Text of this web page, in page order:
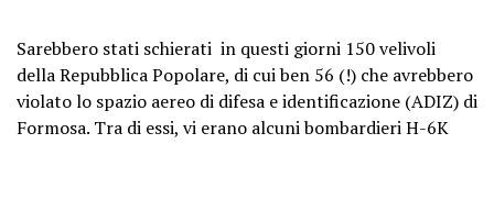
Sarebbero stati schierati in questi giorni 150 velivoli
della Repubblica Popolare, di cui ben 56 (!) che avrebbero
violato lo spazio aereo di difesa e identificazione (ADIZ) di
Formosa. Tra di essi, vi erano alcuni bombardieri H-6K